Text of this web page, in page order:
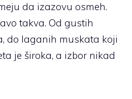
da izazovu osmeh.
takva. Od gustih
do laganih muskata koji
je široka, a izbor nikad